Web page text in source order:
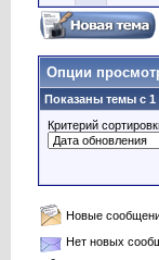
Опции
Показаны темы с 1
Критерий
Новые
Нет новых